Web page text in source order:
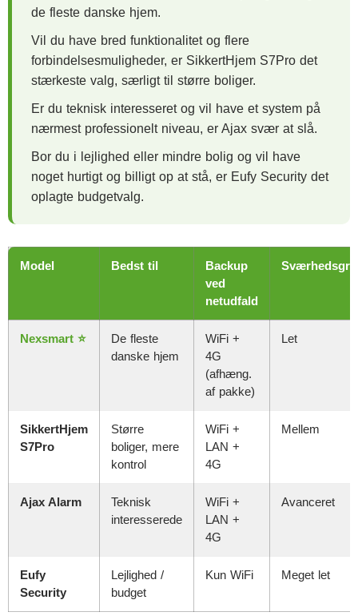
de fleste danske hjem.
Vil du have bred funktionalitet og flere
forbindelsesmuligheder, er SikkertHjem S7Pro det
stærkeste valg, særligt til større boliger.
Er du teknisk interesseret og vil have et system på
nærmest professionelt niveau, er Ajax svær at slå.
Bor du i lejlighed eller mindre bolig og vil have
noget hurtigt og billigt op at stå, er Eufy Security det
oplagte budgetvalg.
Model Bedst til
Backup
ved
netudfald
Nexsmart ⭐
De fleste
danske hjem
WiFi +
4G
(afhæng.
af pakke)
Let
SikkertHjem
S7Pro
Større
boliger, mere
kontrol
WiFi +
LAN +
4G
Mellem
Ajax Alarm
Teknisk
interesserede
WiFi +
LAN +
4G
Avanceret
Eufy
Security
Lejlighed /
budget
Kun WiFi Meget let